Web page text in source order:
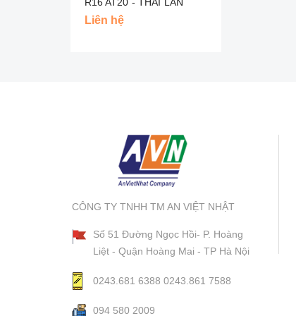
Liên hệ
CÔNG TY TNHH TM AN VIỆT NHẬT
Số 51 Đường Ngọc Hồi- P. Hoàng
Liệt - Quận Hoàng Mai - TP Hà Nội
0243.681 6388 0243.861 7588
094 580 2009